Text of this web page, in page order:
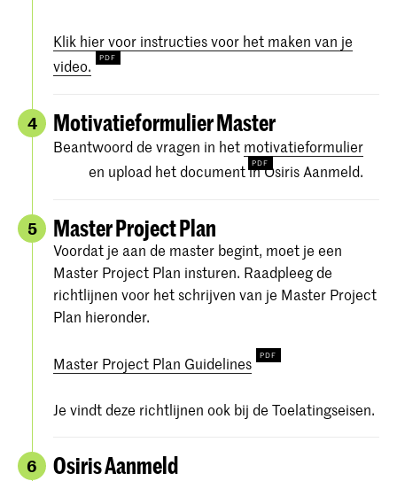
Klik hier voor instructies voor het maken van je
video.
4 Motivatieformulier Master
Beantwoord de vragen in het motivatieformulier
en upload het document in Osiris Aanmeld.
5 Master Project Plan
Voordat je aan de master begint, moet je een
Master Project Plan insturen. Raadpleeg de
richtlijnen voor het schrijven van je Master Project
Plan hieronder.
Master Project Plan Guidelines
Je vindt deze richtlijnen ook bij de Toelatingseisen.
6 Osiris Aanmeld